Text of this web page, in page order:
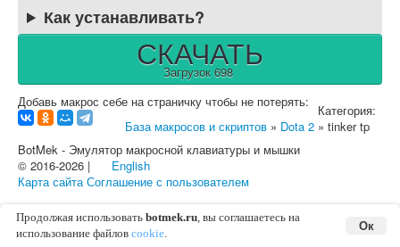
Как устанавливать?
СКАЧАТЬ
Загрузок 698
Добавь макрос себе на страничку чтобы не потерять:
Категория:
База макросов и скриптов » Dota 2 » tinker tp
BotMek - Эмулятор макросной клавиатуры и мышки
© 2016-2026 |
English
Карта сайта Соглашение с пользователем